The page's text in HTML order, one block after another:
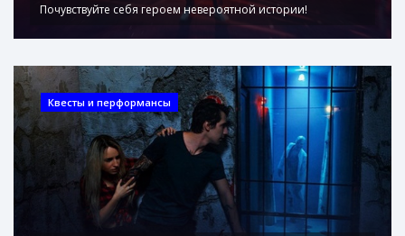
Почувствуйте себя героем невероятной истории!
Квесты и перформансы